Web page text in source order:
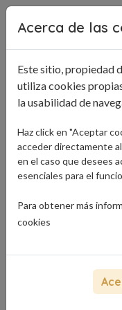
Pasar al contenido
Acerca de las
Este sitio, propiedad
utiliza cookies
la usabilidad de
Haz click en "Aceptar
acceder directamente
en el caso que desees
esenciales para el
Para obtener más
cookies